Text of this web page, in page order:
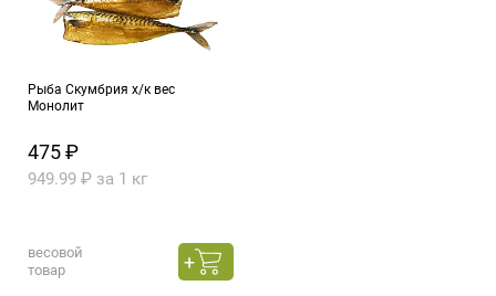
Рыба Скумбрия х/к вес
Монолит
475 ₽
949.99 ₽ за 1 кг
весовой
товар